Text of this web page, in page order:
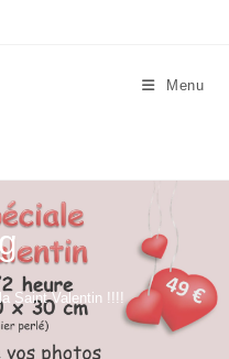
Menu
Saint Valentin !!!!